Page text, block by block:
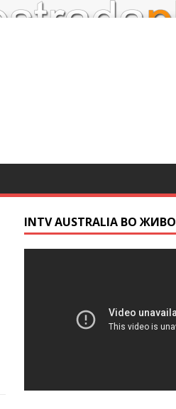
INTV AUSTRALIA ВО ЖИВО